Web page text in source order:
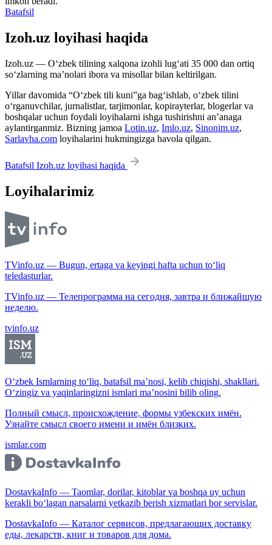
Batafsil
Izoh.uz loyihasi haqida
Izoh.uz — O‘zbek tilining xalqona izohli lug‘ati 35 000 dan ortiq
so‘zlarning ma’nolari ibora va misollar bilan keltirilgan.
Yillar davomida “O‘zbek tili kuni”ga bag‘ishlab, o‘zbek tilini
o‘rganuvchilar, jurnalistlar, tarjimonlar, kopirayterlar, blogerlar va
boshqalar uchun foydali loyihalarni ishga tushirishni an’anaga
aylantirganmiz. Bizning jamoa Lotin.uz, Imlo.uz, Sinonim.uz,
Sarlavha.com loyihalarini hukmingizga havola qilgan.
Batafsil Izoh.uz loyihasi haqida
Loyihalarimiz
TVinfo.uz — Bugun, ertaga va keyingi hafta uchun to‘liq
teledasturlar.
TVinfo.uz — Телепрограмма на сегодня, завтра и ближайшую
неделю.
tvinfo.uz
O‘zbek Ismlarning to‘liq, batafsil ma’nosi, kelib chiqishi, shakllari.
O‘zingiz va yaqinlaringizni ismlari ma’nosini bilib oling.
Полный смысл, происхождение, формы узбекских имён.
Узнайте смысл своего имени и имён близких.
ismlar.com
DostavkaInfo — Taomlar, dorilar, kitoblar va boshqa uy uchun
kerakli bo‘lagan narsalarni yetkazib berish xizmatlari bor servislar.
DostavkaInfo — Каталог сервисов, предлагающих доставку
еды, лекарств, книг и товаров для дома.